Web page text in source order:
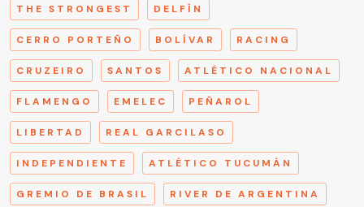
THE STRONGEST DELFÍN
CERRO PORTEÑO BOLÍVAR RACING
CRUZEIRO SANTOS ATLÉTICO NACIONAL
FLAMENGO EMELEC PEÑAROL
LIBERTAD REAL GARCILASO
INDEPENDIENTE ATLÉTICO TUCUMÁN
GREMIO DE BRASIL RIVER DE ARGENTINA